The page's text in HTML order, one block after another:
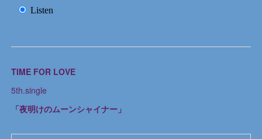
TIME FOR LOVE
5th.single
「夜明けのムーンシャイナー」